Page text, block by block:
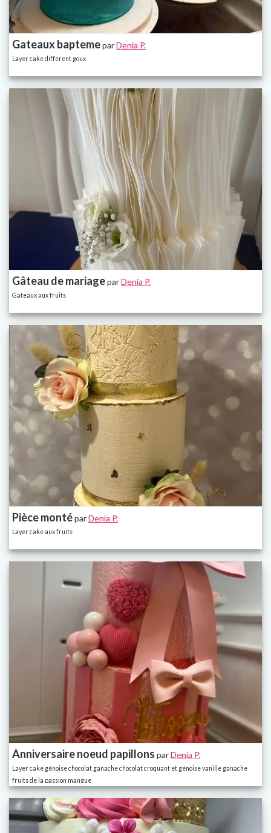
Gateaux baptemeparDenia P.
Layer cake different goux
Gâteau de mariageparDenia P.
Gateaux aux fruits
Pièce montéparDenia P.
Layer cake aux fruits
Anniversaire noeud papillons parDenia P.
Layer cake génoise chocolat ganache chocolat croquant et génoise vanille ganache
fruits de la passion mangue